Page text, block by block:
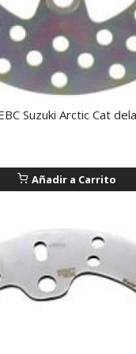
Suzuki Arctic Cat
Añadir a Carrito